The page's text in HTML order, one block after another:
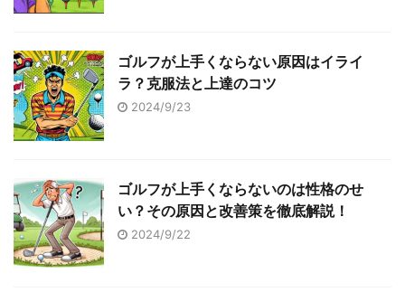
ゴルフが上手くならない原因はイライ
ラ？克服法と上達のコツ
2024/9/23
ゴルフが上手くならないのは性格のせ
い？その原因と改善策を徹底解説！
2024/9/22